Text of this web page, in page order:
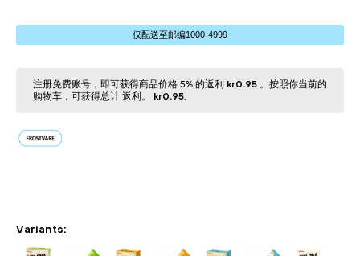
仅配送⾄邮编1000-4999
注册免费账号，即可获得商品价格 5% 的返利 kr0.95 。按照你当前的
购物⻋，可获得总计 返利。
kr0.95.
Variants: